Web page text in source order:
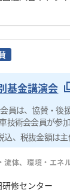
基金講演会
員は、協賛・後
技術会会員が参
込、税抜金額は主
流体、環境・エネ
修センター